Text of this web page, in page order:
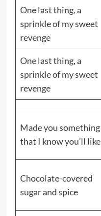
One last thing, a
sprinkle of my sweet
revenge
One last thing, a
sprinkle of my sweet
revenge
Made you something
that I know you’ll like
Chocolate-covered
sugar and spice